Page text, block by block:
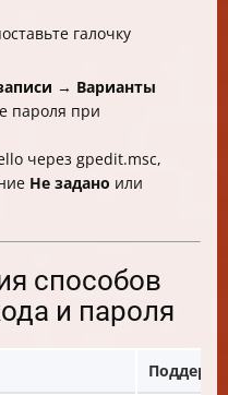
галочку
→ Варианты
пароля при
через gpedit.msc,
Не задано или
способов
и пароля